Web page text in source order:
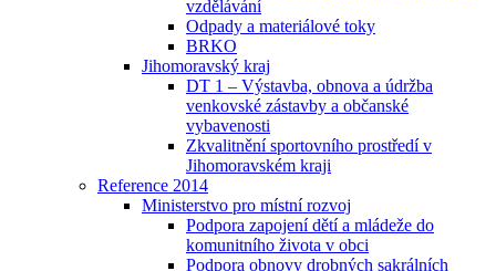
vzdělávání
Odpady a materiálové toky
BRKO
Jihomoravský kraj
DT 1 – Výstavba, obnova a údržba
venkovské zástavby a občanské
vybavenosti
Zkvalitnění sportovního prostředí v
Jihomoravském kraji
Reference 2014
Ministerstvo pro místní rozvoj
Podpora zapojení dětí a mládeže do
komunitního života v obci
Podpora obnovy drobných sakrálních